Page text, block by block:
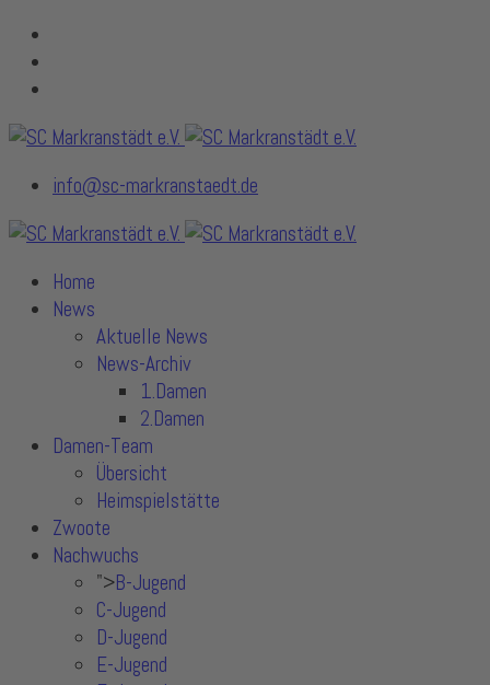
info@sc-markranstaedt.de
Home
News
Aktuelle News
News-Archiv
1.Damen
2.Damen
Damen-Team
Übersicht
Heimspielstätte
Zwoote
Nachwuchs
">B-Jugend
C-Jugend
D-Jugend
E-Jugend